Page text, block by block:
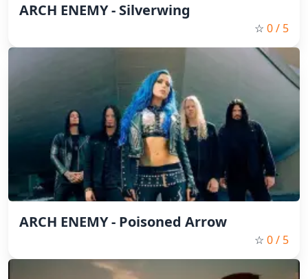
ARCH ENEMY - Silverwing
☆ 0/ 5
ARCH ENEMY - Poisoned Arrow
☆ 0/ 5